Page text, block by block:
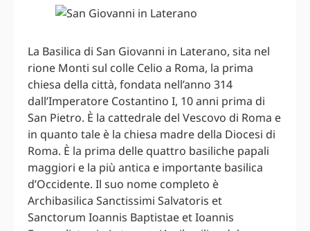
La Basilica di San Giovanni in Laterano, sita nel
rione Monti sul colle Celio a Roma, la prima
chiesa della città, fondata nell’anno 314
dall’Imperatore Costantino I, 10 anni prima di
San Pietro. È la cattedrale del Vescovo di Roma e
in quanto tale è la chiesa madre della Diocesi di
Roma. È la prima delle quattro basiliche papali
maggiori e la più antica e importante basilica
d’Occidente. Il suo nome completo è
Archibasilica Sanctissimi Salvatoris et
Sanctorum Ioannis Baptistae et Ioannis